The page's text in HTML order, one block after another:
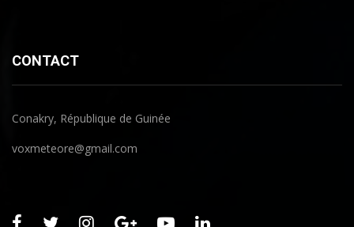
CONTACT
Conakry, République de Guinée
voxmeteore@gmail.com